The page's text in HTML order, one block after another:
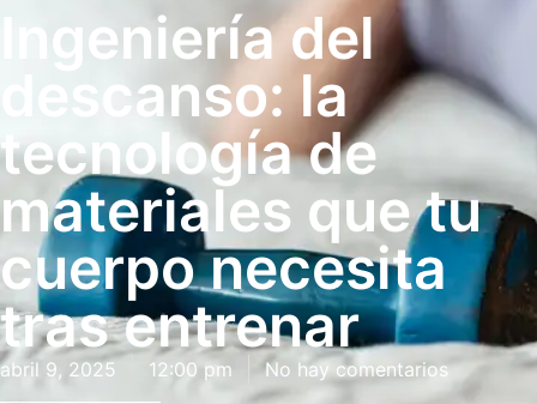
Ingeniería del
descanso: la
tecnología de
materiales que tu
cuerpo necesita
tras entrenar
abril 9, 2025 12:00 pm No hay comentarios